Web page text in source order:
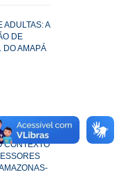
ADULTAS: A
DE
DO AMAPÁ
CONTEXTO